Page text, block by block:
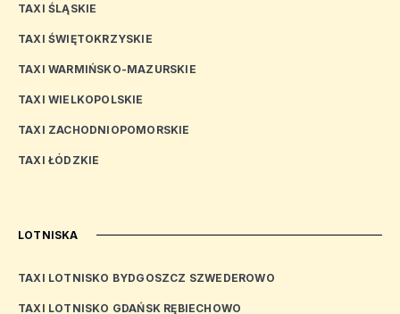
TAXI ŚLĄSKIE
TAXI ŚWIĘTOKRZYSKIE
TAXI WARMIŃSKO-MAZURSKIE
TAXI WIELKOPOLSKIE
TAXI ZACHODNIOPOMORSKIE
TAXI ŁÓDZKIE
LOTNISKA
TAXI LOTNISKO BYDGOSZCZ SZWEDEROWO
TAXI LOTNISKO GDAŃSK RĘBIECHOWO